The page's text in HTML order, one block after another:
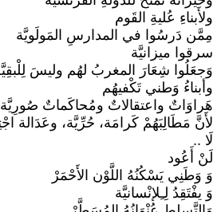
ولأَبناءِ عُليةِ القَوم
مِمَّن دَرسُوا في المدارسِ المَولَويَّة
سرقوا ميزانيَّة
وَجعَلُوا شِعَارَ المغربُ لهُم وليسَ
وأبناءُ وَطني تَكْفيهُم
هَراوَاتٌ واعتقالاتٌ ومُحاكَماتٌ صُورِيَّة
لأَنَّ مَطَالِبَهُمْ كَرامَة، حُرِّيَّة، وعَدَالة
لَا ..
لَنْ أَعُود
وَ وَطَنِي يَسْكُنُهُ اللَّوْن الأَحْمَرْ
وَ يفْتَقِدُ لِـِلإنْسانيَّة